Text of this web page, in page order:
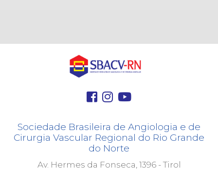
Sociedade Brasileira de Angiologia e de
Cirurgia Vascular Regional do Rio Grande
do Norte
Av. Hermes da Fonseca, 1396 - Tirol